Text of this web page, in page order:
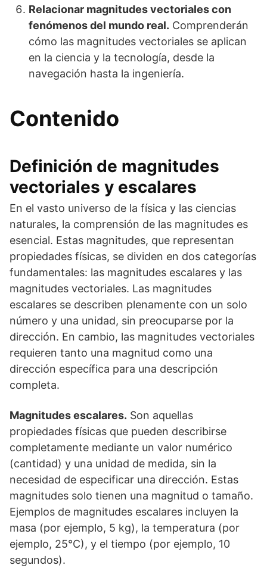
Relacionar magnitudes vectoriales con
fenómenos del mundo real. Comprenderán
cómo las magnitudes vectoriales se aplican
en la ciencia y la tecnología, desde la
navegación hasta la ingeniería.
Contenido
Definición de magnitudes
vectoriales y escalares
En el vasto universo de la física y las ciencias
naturales, la comprensión de las magnitudes es
esencial. Estas magnitudes, que representan
propiedades físicas, se dividen en dos categorías
fundamentales: las magnitudes escalares y las
magnitudes vectoriales. Las magnitudes
escalares se describen plenamente con un solo
número y una unidad, sin preocuparse por la
dirección. En cambio, las magnitudes vectoriales
requieren tanto una magnitud como una
dirección específica para una descripción
completa.
Magnitudes escalares. Son aquellas
propiedades físicas que pueden describirse
completamente mediante un valor numérico
(cantidad) y una unidad de medida, sin la
necesidad de especificar una dirección. Estas
magnitudes solo tienen una magnitud o tamaño.
Ejemplos de magnitudes escalares incluyen la
masa (por ejemplo, 5 kg), la temperatura (por
ejemplo, 25°C), y el tiempo (por ejemplo, 10
segundos).